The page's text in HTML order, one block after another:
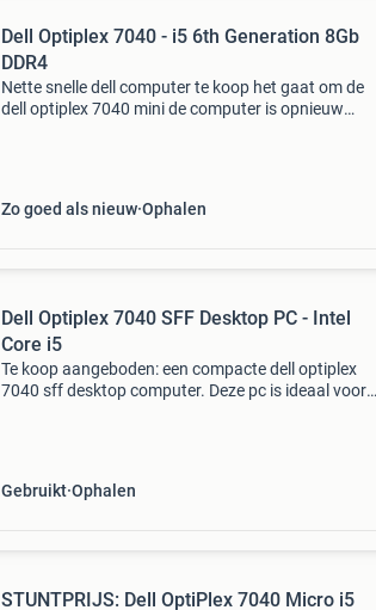
Dell Optiplex 7040 - i5 6th Generation 8Gb
DDR4
Nette snelle dell computer te koop het gaat om de
dell optiplex 7040 mini de computer is opnieuw
Zo goed als nieuw Ophalen
Dell Optiplex 7040 SFF Desktop PC - Intel
Core i5
Te koop aangeboden: een compacte dell optiplex
7040 sff desktop computer. Deze pc is ideaal voor
Gebruikt Ophalen
STUNTPRIJS: Dell OptiPlex 7040 Micro i5